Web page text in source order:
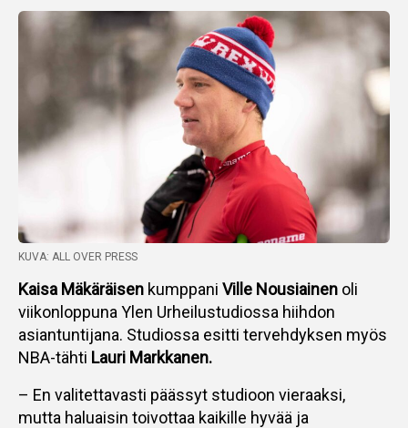
KUVA: ALL OVER PRESS
Kaisa Mäkäräisen kumppani Ville Nousiainen oli
viikonloppuna Ylen Urheilustudiossa hiihdon
asiantuntijana. Studiossa esitti tervehdyksen myös
NBA-tähti Lauri Markkanen.
– En valitettavasti päässyt studioon vieraaksi,
mutta haluaisin toivottaa kaikille hyvää ja